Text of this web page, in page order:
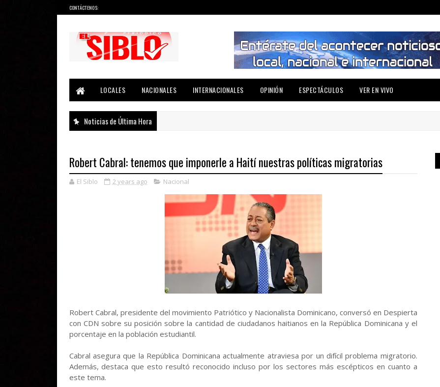
CONTÁCTENOS:
LOCALES
NACIONALES INTERNACIONALES OPINIÓN ESPECTÁCULOS VER EN VIVO
Noticias de Última Hora
Robert Cabral: tenemos que imponerle a Haití nuestras políticas migratorias
El Siblo 2 years ago Nacional
Robert Cabral, presidente del movimiento Patriótico y Nacionalista Dominicano, conversó en Despierta
con CDN sobre su posición sobre la cantidad de ciudadanos haitianos en la República Dominicana y el
porcentaje en la población estudiantil.
Cabral asegura que la República Dominicana actualmente atraviesa por un difícil problema migratorio.
Además, destaca que esto resultó reconocido incluso por los sectores más escépticos en cuanto a
este tema.